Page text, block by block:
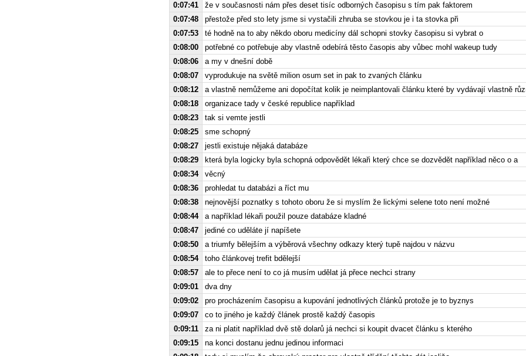
0:07:41
že v současnosti nám přes deset tisíc odborných časopisu s tím pak faktorem
0:07:48
přestože před sto lety jsme si vystačili zhruba se stovkou je i ta stovka při
0:07:53
té hodně na to aby někdo oboru medicíny dál schopni stovky časopisu si vybrat o
0:08:00
potřebné co potřebuje aby vlastně odebírá těsto časopis aby vůbec mohl wakeup tudy
0:08:06
a my v dnešní době
0:08:07
vyprodukuje na světě milion osum set in pak to zvaných článku
0:08:12
a vlastně nemůžeme ani dopočítat kolik je neimplantovali článku které by vydávají vlastně
0:08:18
organizace tady v české republice například
0:08:23
tak si vemte jestli
0:08:25
sme schopný
0:08:27
jestli existuje nějaká databáze
0:08:29
která byla logicky byla schopná odpovědět lékaři který chce se dozvědět například něco o a
0:08:34
věcný
0:08:36
prohledat tu databázi a říct mu
0:08:38
nejnovější poznatky s tohoto oboru že si myslím že lickými selene toto není možné
0:08:44
a například lékaři použil pouze databáze kladné
0:08:47
jediné co uděláte jí napíšete
0:08:50
a triumfy bělejším a výběrová všechny odkazy který tupě najdou v názvu
0:08:54
toho článkovej trefit bdělejší
0:08:57
ale to přece není to co já musím udělat já přece nechci strany
0:09:01
dva dny
0:09:02
pro procházením časopisu a kupování jednotlivých článků protože je to byznys
0:09:07
co to jiného je každý článek prostě každý časopis
0:09:11
za ni platit například dvě stě dolarů já nechci si koupit dvacet článku s kterého
0:09:15
na konci dostanu jednu jedinou informaci